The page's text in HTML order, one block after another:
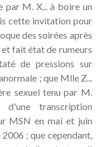
par M. X... à boire un
cette invitation pour
des soirées après
fait état de rumeurs
de pressions sur
; que Mlle Z...
sexuel tenu par M.
transcription
MSN en mai et juin
; que cependant,